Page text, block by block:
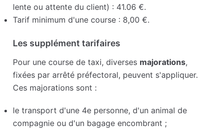
lente ou attente du client) : 41.06 €.
Tarif minimum d'une course : 8,00 €.
Les supplément tarifaires
Pour une course de taxi, diverses majorations,
fixées par arrêté préfectoral, peuvent s'appliquer.
Ces majorations sont :
le transport d'une 4e personne, d'un animal de
compagnie ou d'un bagage encombrant ;